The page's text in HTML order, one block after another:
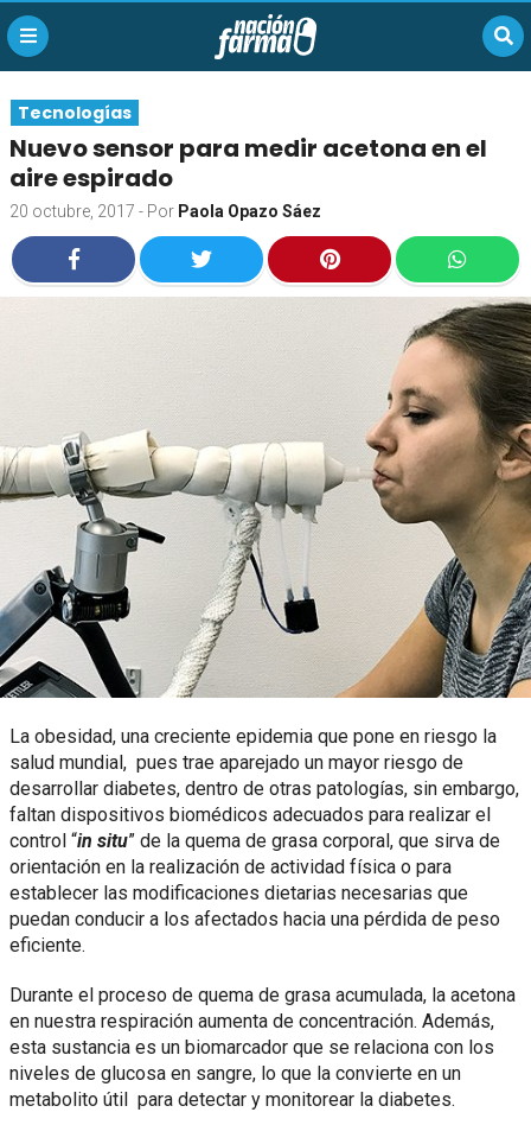
Tecnologías
Nuevo sensor para medir acetona en el
aire espirado
20 octubre, 2017 - Por Paola Opazo Sáez
La obesidad, una creciente epidemia que pone en riesgo la
salud mundial, pues trae aparejado un mayor riesgo de
desarrollar diabetes, dentro de otras patologías, sin embargo,
faltan dispositivos biomédicos adecuados para realizar el
control “in situ” de la quema de grasa corporal, que sirva de
orientación en la realización de actividad física o para
establecer las modificaciones dietarias necesarias que
puedan conducir a los afectados hacia una pérdida de peso
eficiente.
Durante el proceso de quema de grasa acumulada, la acetona
en nuestra respiración aumenta de concentración. Además,
esta sustancia es un biomarcador que se relaciona con los
niveles de glucosa en sangre, lo que la convierte en un
metabolito útil para detectar y monitorear la diabetes.